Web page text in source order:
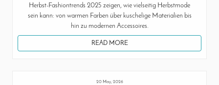
Herbst-Fashiontrends 2025 zeigen, wie vielseitig Herbstmode
sein kann: von warmen Farben über kuschelige Materialien bis
hin zu modernen Accessoires.
READ MORE
20 May, 2026